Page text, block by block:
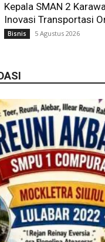
Kepala SMAN 2
Inovasi Transportasi
Bisnis 5 Agustus 2026